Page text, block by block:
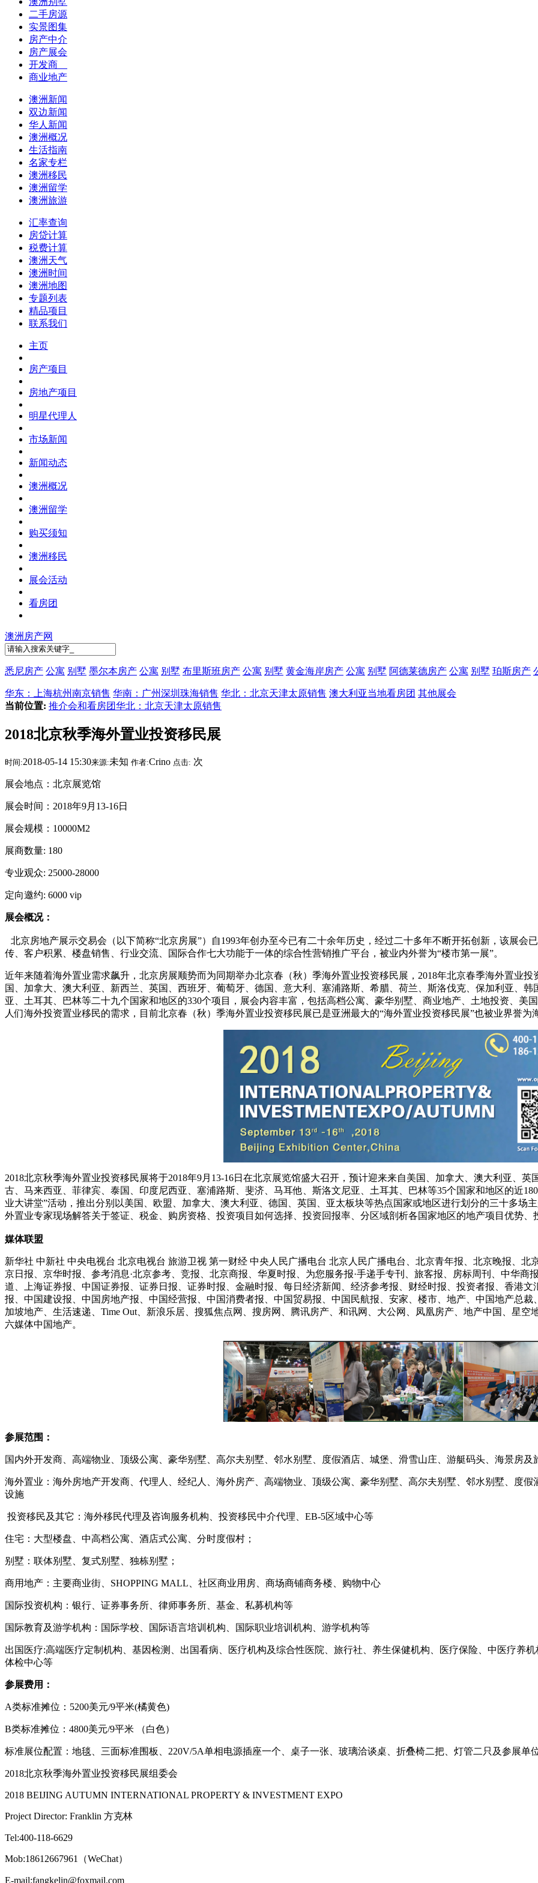
二手房源
实景图集
房产中介
房产展会
开发商
商业地产
澳洲新闻
双边新闻
华人新闻
澳洲概况
生活指南
名家专栏
澳洲移民
澳洲留学
澳洲旅游
汇率查询
房贷计算
税费计算
澳洲天气
澳洲时间
澳洲地图
专题列表
精品项目
联系我们
主页
房产项目
房地产项目
明星代理人
市场新闻
新闻动态
澳洲概况
澳洲留学
购买须知
澳洲移民
展会活动
看房团
澳洲房产网
悉尼房产 公寓 别墅 墨尔本房产 公寓 别墅 布里斯班房产 公寓 别墅 黄金海岸房产 公寓 别墅 阿德莱德房产 公寓 别墅 珀斯房产
华东：上海杭州南京销售 华南：广州深圳珠海销售 华北：北京天津太原销售 澳大利亚当地看房团 其他展会
当前位置: 推介会和看房团华北：北京天津太原销售
2018北京秋季海外置业投资移民展
时间:2018-05-14 15:30来源:未知 作者:Crino 点击: 次
展会地点：北京展览馆
展会时间：2018年9月13-16日
展会规模：10000M2
展商数量: 180
专业观众: 25000-28000
定向邀约: 6000 vip
展会概况：
北京房地产展示交易会（以下简称“北京房展”）自1993年创办至今已有二十余年历史，经过二十多年不断开拓创新，该展会
传、客户积累、楼盘销售、行业交流、国际合作七大功能于一体的综合性营销推广平台，被业内外誉为“楼市第一展”。
近年来随着海外置业需求飙升，北京房展顺势而为同期举办北京春（秋）季海外置业投资移民展，2018年北京春季海外置业
国、加拿大、澳大利亚、新西兰、英国、西班牙、葡萄牙、德国、意大利、塞浦路斯、希腊、荷兰、斯洛伐克、保加利亚、
亚、土耳其、巴林等二十九个国家和地区的330个项目，展会内容丰富，包括高档公寓、豪华别墅、商业地产、土地投资、美
人们海外投资置业移民的需求，目前北京春（秋）季海外置业投资移民展已是亚洲最大的“海外置业投资移民展”也被业界誉为
2018北京秋季海外置业投资移民展将于2018年9月13-16日在北京展览馆盛大召开，预计迎来来自美国、加拿大、澳大利亚、
古、马来西亚、菲律宾、泰国、印度尼西亚、塞浦路斯、斐济、马耳他、斯洛文尼亚、土耳其、巴林等35个国家和地区的近
业大讲堂”活动，推出分别以美国、欧盟、加拿大、澳大利亚、德国、英国、亚太板块等热点国家或地区进行划分的三十多场
外置业专家现场解答关于签证、税金、购房资格、投资项目如何选择、投资回报率、分区域剖析各国家地区的地产项目优势、
媒体联盟
新华社 中新社 中央电视台 北京电视台 旅游卫视 第一财经 中央人民广播电台 北京人民广播电台、北京青年报、北京晚报、
京日报、京华时报、参考消息·北京参考、竞报、北京商报、华夏时报、为您服务报·手递手专刊、旅客报、房标周刊、中华商
道、上海证券报、中国证券报、证券日报、证券时报、金融时报、每日经济新闻、经济参考报、财经时报、投资者报、香港
报、中国建设报、中国房地产报、中国经营报、中国消费者报、中国贸易报、中国民航报、安家、楼市、地产、中国地产总
加坡地产、生活速递、Time Out、新浪乐居、搜狐焦点网、搜房网、腾讯房产、和讯网、大公网、凤凰房产、地产中国、星空
六媒体中国地产。
参展范围：
国内外开发商、高端物业、顶级公寓、豪华别墅、高尔夫别墅、邻水别墅、度假酒店、城堡、滑雪山庄、游艇码头、海景房及
海外置业：海外房地产开发商、代理人、经纪人、海外房产、高端物业、顶级公寓、豪华别墅、高尔夫别墅、邻水别墅、度
设施
投资移民及其它：海外移民代理及咨询服务机构、投资移民中介代理、EB-5区域中心等
住宅：大型楼盘、中高档公寓、酒店式公寓、分时度假村；
别墅：联体别墅、复式别墅、独栋别墅；
商用地产：主要商业街、SHOPPING MALL、社区商业用房、商场商铺商务楼、购物中心
国际投资机构：银行、证券事务所、律师事务所、基金、私募机构等
国际教育及游学机构：国际学校、国际语言培训机构、国际职业培训机构、游学机构等
出国医疗:高端医疗定制机构、基因检测、出国看病、医疗机构及综合性医院、旅行社、养生保健机构、医疗保险、中医疗养
体检中心等
参展费用：
A类标准摊位：5200美元/9平米(橘黄色)
B类标准摊位：4800美元/9平米 （白色）
标准展位配置：地毯、三面标准围板、220V/5A单相电源插座一个、桌子一张、玻璃洽谈桌、折叠椅二把、灯管二只及参展单
2018北京秋季海外置业投资移民展组委会
2018 BEIJING AUTUMN INTERNATIONAL PROPERTY & INVESTMENT EXPO
Project Director: Franklin 方克林
Tel:400-118-6629
Mob:18612667961（WeChat）
E-mail:fangkelin@foxmail.com